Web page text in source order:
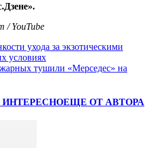
/ YouTube
ухода за экзотическими
условиях
тушили «Мерседес» на
ЕЩЕ ОТ АВТОРА